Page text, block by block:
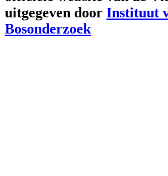
uitgegeven door Instituut
Bosonderzoek